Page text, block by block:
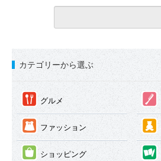
カテゴリーから選ぶ
① グルメ ②
③ ファッション ④
⑤ ショッピング ⑥